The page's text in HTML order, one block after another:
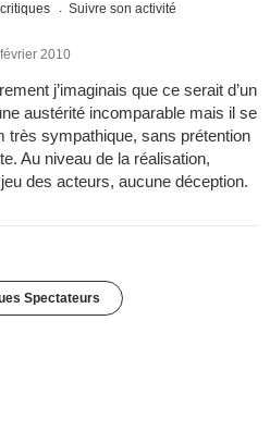
Suivre son activité
2010
j’imaginais que ce serait d’un
austérité incomparable mais il se
très sympathique, sans prétention
Au niveau de la réalisation,
des acteurs, aucune déception.
Spectateurs